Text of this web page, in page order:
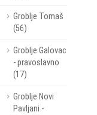
Groblje Tomaš
(56)
Groblje Galovac
- pravoslavno
(17)
Groblje Novi
Pavljani -